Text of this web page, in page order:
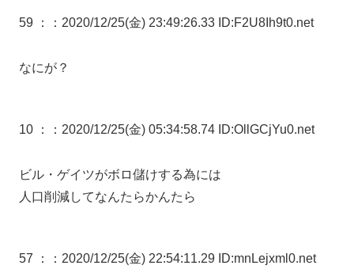
59 ： ：2020/12/25(金) 23:49:26.33 ID:F2U8Ih9t0.net
なにが？
10 ： ：2020/12/25(金) 05:34:58.74 ID:OllGCjYu0.net
ビル・ゲイツがボロ儲けする為には
人口削減してなんたらかんたら
57 ： ：2020/12/25(金) 22:54:11.29 ID:mnLejxml0.net